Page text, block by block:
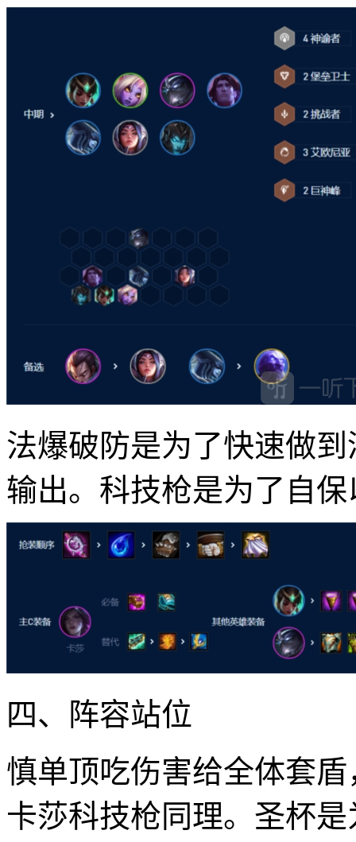
法爆破防是为了快速做
输出。科技枪是为了自
四、阵容站位
慎单顶吃伤害给全体套
卡莎科技枪同理。圣杯